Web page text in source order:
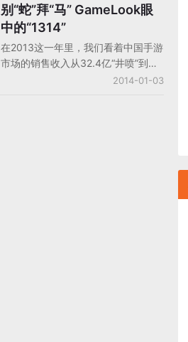
美元，约合2.61亿港元，较2013年同
期增加368.1%。上半年手机游戏所得
收益占集团总收益约81.5%，其中，
集团的热门游戏「城堡争霸」（一款
快节奏的城堡防卫游戏）上半年的全
别“蛇”拜“马” GameLook眼
中的“1314”
在2013这一年里，我们看着中国手游
市场的销售收入从32.4亿“井喷”到
112.4亿，市场占有率从5.4%增长到
2014-01-03